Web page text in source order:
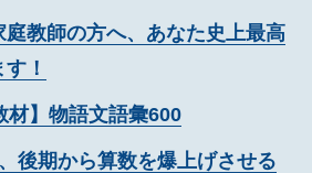
教師の方へ、あなた史上最高
！
材】物語文語彙600
後期から算数を爆上げさせる